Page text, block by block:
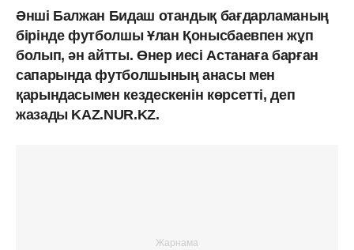
Әнші Балжан Бидаш отандық бағдарламаның
бірінде футболшы Ұлан Қонысбаевпен жұп
болып, ән айтты. Өнер иесі Астанаға барған
сапарында футболшының анасы мен
қарындасымен кездескенін көрсетті, деп
жазады KAZ.NUR.KZ.